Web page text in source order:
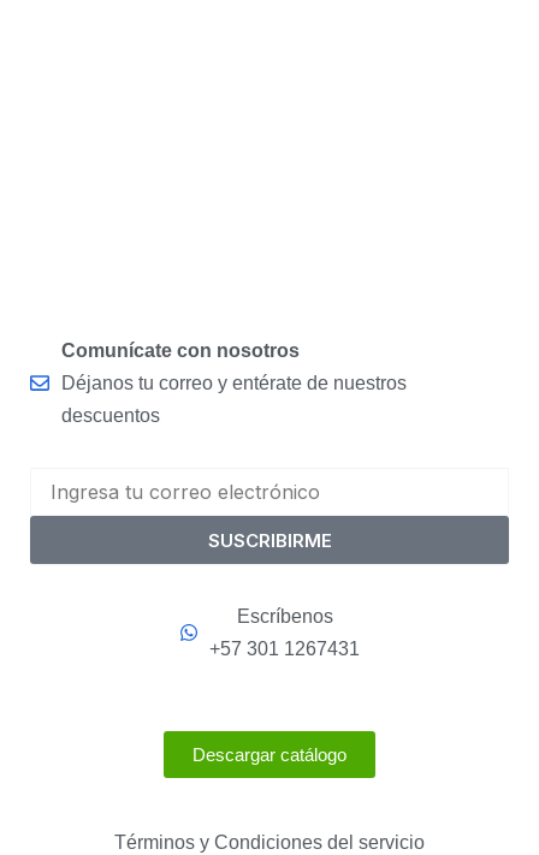
Comunícate con nosotros
Déjanos tu correo y entérate de nuestros
descuentos
SUSCRIBIRME
Escríbenos
+57 301 1267431
Descargar catálogo
Términos y Condiciones del servicio